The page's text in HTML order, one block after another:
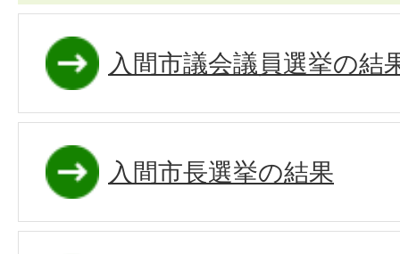
入間市議会議員選挙の結
入間市長選挙の結果